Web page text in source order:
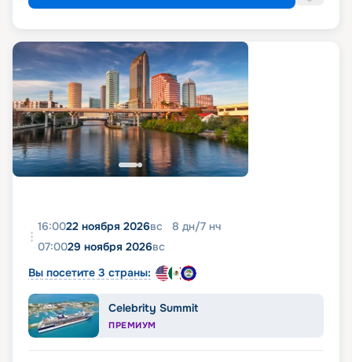
16:0022 ноября 2026вс 8 дн/7 нч
07:0029 ноября 2026вс
Вы посетите 3 страны:
Celebrity Summit
ПРЕМИУМ